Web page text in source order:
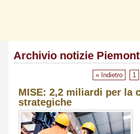
Archivio notizie
« Indietro 1
MISE: 2,2 miliardi per
strategiche